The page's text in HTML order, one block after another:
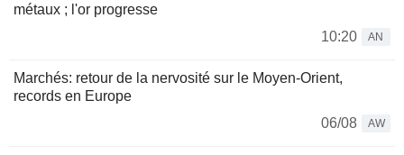
métaux ; l'or progresse
10:20
AN
Marchés: retour de la nervosité sur le Moyen-Orient,
records en Europe
06/08
AW